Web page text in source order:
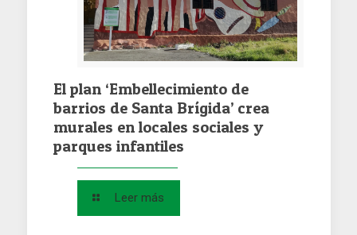
El plan ‘Embellecimiento de
barrios de Santa Brígida’ crea
murales en locales sociales y
parques infantiles
Leer más